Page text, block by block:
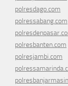
polresdago.com
polressabang.com
polresbanten.com
polresjambi.com